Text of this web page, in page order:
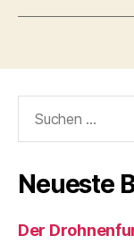
nach:
Neueste
Der